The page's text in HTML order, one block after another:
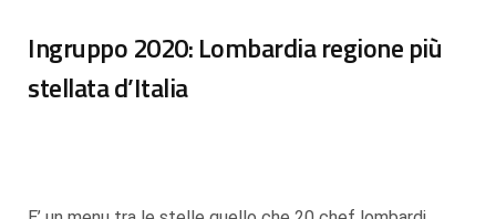
Ingruppo 2020: Lombardia regione più
stellata d’Italia